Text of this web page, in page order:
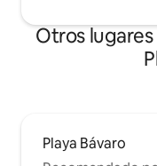
Otros
Playa Bávaro